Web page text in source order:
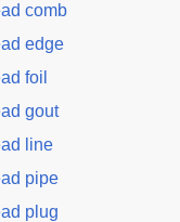
comb
edge
foil
gout
line
pipe
plug